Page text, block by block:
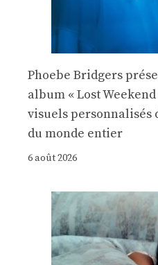
Phoebe Bridgers
album « Lost
visuels personnalisés
du monde entier
6 août 2026